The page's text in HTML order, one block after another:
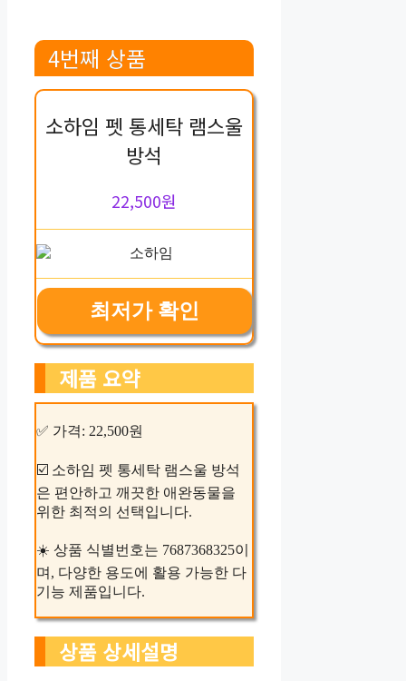
4번째 상품
소하임 펫 통세탁 램스울
방석
22,500원
최저가 확인
제품 요약
✅ 가격: 22,500원
☑️ 소하임 펫 통세탁 램스울 방석
은 편안하고 깨끗한 애완동물을
위한 최적의 선택입니다.
☀️ 상품 식별번호는 7687368325이
며, 다양한 용도에 활용 가능한 다
기능 제품입니다.
상품 상세설명